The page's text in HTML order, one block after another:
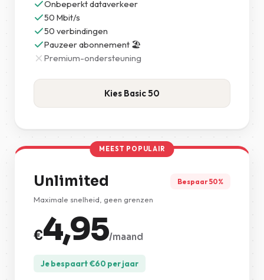
Onbeperkt dataverkeer
50 Mbit/s
50 verbindingen
Pauzeer abonnement 🏖️
Premium-ondersteuning
Kies Basic 50
MEEST POPULAIR
Unlimited Bespaar 50%
Maximale snelheid, geen grenzen
€4,95/maand
Je bespaart€60 per jaar